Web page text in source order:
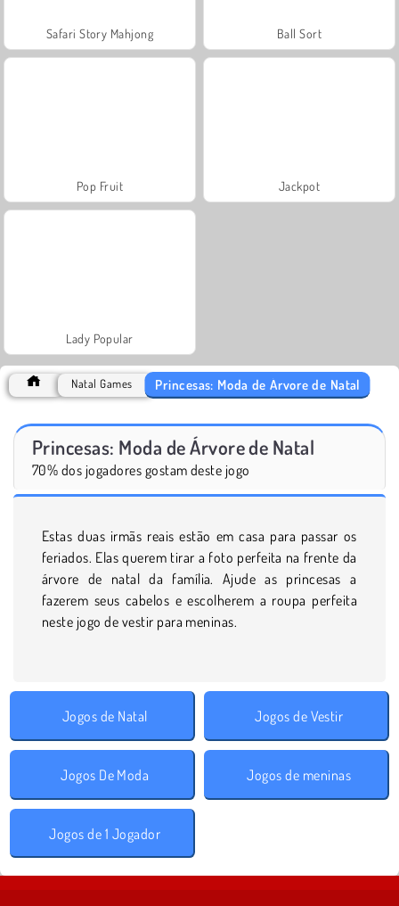
Safari Story Mahjong Ball Sort
Pop Fruit Jackpot
Lady Popular
Natal Games Princesas: Moda de Árvore de Natal
Princesas: Moda de Árvore de Natal
70% dos jogadores gostam deste jogo
Estas duas irmãs reais estão em casa para passar os
feriados. Elas querem tirar a foto perfeita na frente da
árvore de natal da família. Ajude as princesas a
fazerem seus cabelos e escolherem a roupa perfeita
neste jogo de vestir para meninas.
Jogos de Natal Jogos de Vestir
Jogos De Moda Jogos de meninas
Jogos de 1 Jogador